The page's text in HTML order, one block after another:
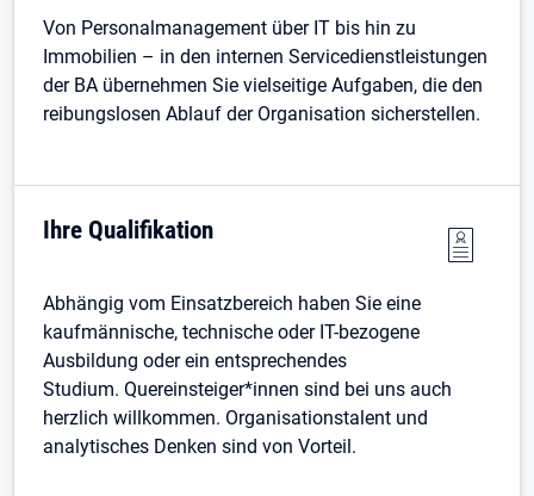
Von Personalmanagement über IT bis hin zu
Immobilien – in den internen Servicedienstleistungen
der BA übernehmen Sie vielseitige Aufgaben, die den
reibungslosen Ablauf der Organisation sicherstellen.
Ihre Qualifikation
Abhängig vom Einsatzbereich haben Sie eine
kaufmännische, technische oder IT-bezogene
Ausbildung oder ein entsprechendes
Studium. Quereinsteiger*innen sind bei uns auch
herzlich willkommen. Organisationstalent und
analytisches Denken sind von Vorteil.